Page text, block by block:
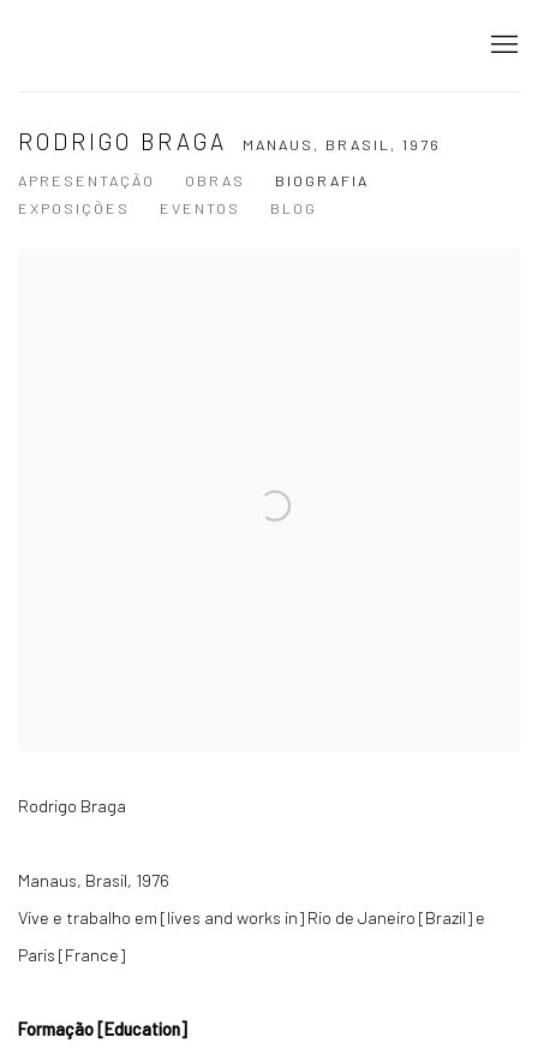
RODRIGO BRAGA MANAUS, BRASIL, 1976
APRESENTAÇÃO
OBRAS
BIOGRAFIA
EXPOSIÇÕES
EVENTOS BLOG
Rodrigo Braga
Manaus, Brasil, 1976
Vive e trabalho em [lives and works in] Rio de Janeiro [Brazil] e
Paris [France]
Formação [Education]